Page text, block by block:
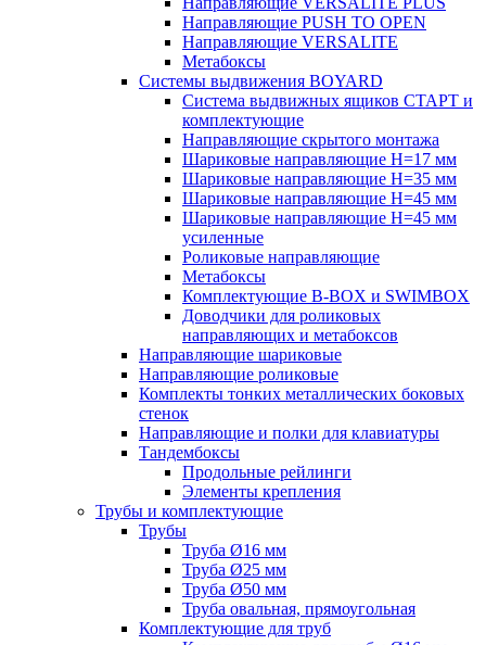
Направляющие PUSH TO OPEN
Направляющие VERSALITE
Метабоксы
Системы выдвижения BOYARD
Система выдвижных ящиков СТАРТ и
комплектующие
Направляющие скрытого монтажа
Шариковые направляющие H=17 мм
Шариковые направляющие H=35 мм
Шариковые направляющие H=45 мм
Шариковые направляющие H=45 мм
усиленные
Роликовые направляющие
Метабоксы
Комплектующие B-BOX и SWIMBOX
Доводчики для роликовых
направляющих и метабоксов
Направляющие шариковые
Направляющие роликовые
Комплекты тонких металлических боковых
стенок
Направляющие и полки для клавиатуры
Тандембоксы
Продольные рейлинги
Элементы крепления
Трубы и комплектующие
Трубы
Труба Ø16 мм
Труба Ø25 мм
Труба Ø50 мм
Труба овальная, прямоугольная
Комплектующие для труб